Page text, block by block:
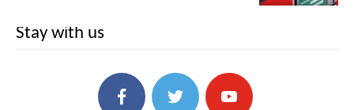
Stay with us